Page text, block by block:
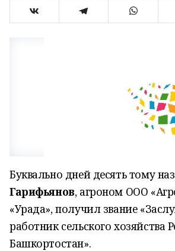
Буквально дней десять тому
Гарифьянов, агроном ООО
«Урада», получил звание
работник сельского хозяйства
Башкортостан».